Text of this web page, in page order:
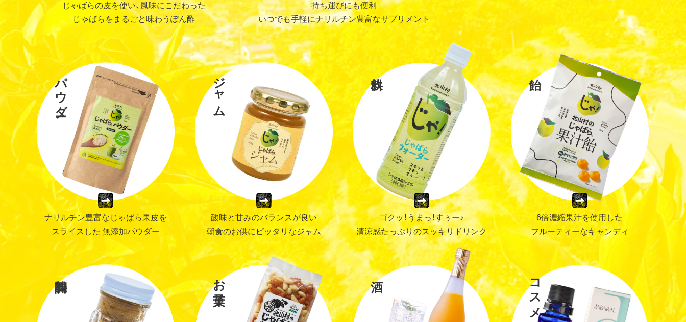
じゃばらの皮を使い、風味にこだわった
じゃばらをまるごと味わうぽん酢
持ち運びにも便利
いつでも手軽にナリルチン豊富なサプリメント
パウダー
ナリルチン豊富なじゃばら果皮を
スライスした 無添加パウダー
ジャム
酸味と甘みのバランスが良い
朝食のお供にピッタリなジャム
ゴクッ！うまっ！すぅー♪
清涼感たっぷりのスッキリドリンク
6倍濃縮果汁を使用した
フルーティーなキャンディ
お菓子 コスメ